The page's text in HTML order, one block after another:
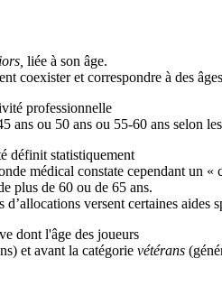
liée à son âge.
coexister et correspondre à des
professionnelle
ans ou 50 ans ou 55-60 ans selon
définit statistiquement
médical constate cependant un «
plus de 60 ou de 65 ans.
versent certaines aides
dont l'âge des joueurs
et avant la catégorie vétérans